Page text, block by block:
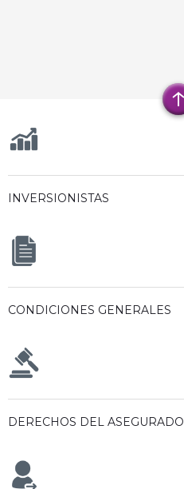
INVERSIONISTAS
CONDICIONES GENERALES
DERECHOS DEL ASEGURADO